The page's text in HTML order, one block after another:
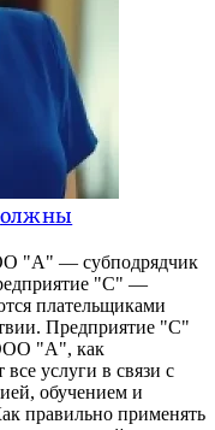
"A" — субподрядчик
"C" —
плательщиками
Предприятие "С"
"А", как
услуги в связи с
обучением и
правильно применять